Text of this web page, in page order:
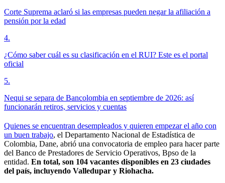
Corte Suprema aclaró si las empresas pueden negar la afiliación a
pensión por la edad
4.
¿Cómo saber cuál es su clasificación en el RUI? Este es el portal
oficial
5.
Nequi se separa de Bancolombia en septiembre de 2026: así
funcionarán retiros, servicios y cuentas
Quienes se encuentran desempleados y quieren empezar el año con
un buen trabajo, el Departamento Nacional de Estadística de
Colombia, Dane, abrió una convocatoria de empleo para hacer parte
del Banco de Prestadores de Servicio Operativos, Bpso de la
entidad. En total, son 104 vacantes disponibles en 23 ciudades
del país, incluyendo Valledupar y Riohacha.